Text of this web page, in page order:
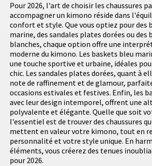
Pour 2026, l'art de choisir les chaussures
accompagner un kimono réside dans
confort et style. Que vous optiez pour des
marine, des sandales plates dorées ou des
blanches, chaque option offre une
moderne du kimono. Les baskets bleu
une touche sportive et urbaine, idéales
chic. Les sandales plates dorées, quant à
note de raffinement et de glamour,
occasions estivales et festives. Enfin, les
avec leur design intemporel, offrent une
polyvalente et élégante. Quelle que soit
l'essentiel est de trouver des chaussures
mettent en valeur votre kimono, tout en
personnalité et votre style unique. En
éléments, vous créerez des tenues
pour 2026.